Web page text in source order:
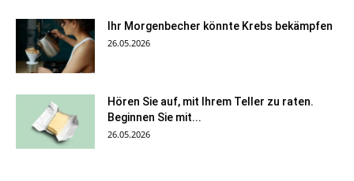
Ihr Morgenbecher könnte Krebs bekämpfen
26.05.2026
Hören Sie auf, mit Ihrem Teller zu raten.
Beginnen Sie mit...
26.05.2026